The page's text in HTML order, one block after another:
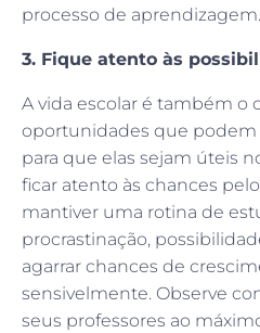
processo de aprendizagem.
3. Fique atento às
A vida escolar é também o
oportunidades que podem
para que elas sejam úteis
ficar atento às chances
mantiver uma rotina de
procrastinação,
agarrar chances de
sensivelmente. Observe
seus professores ao